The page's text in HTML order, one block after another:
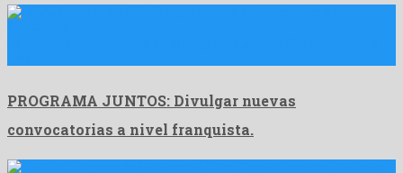
PROGRAMA JUNTOS: Divulgar nuevas
convocatorias a nivel franquista.